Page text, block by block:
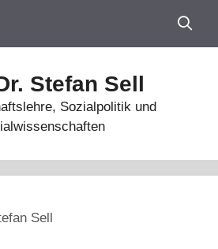
Stefan Sell
Sozialpolitik und
Sell